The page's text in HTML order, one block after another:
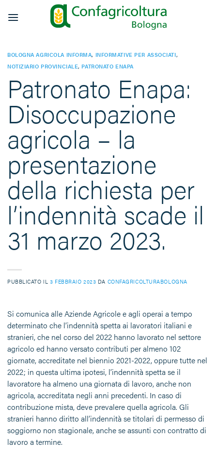
BOLOGNA AGRICOLA INFORMA, INFORMATIVE PER ASSOCIATI,
NOTIZIARIO PROVINCIALE, PATRONATO ENAPA
Patronato Enapa:
Disoccupazione
agricola – la
presentazione
della richiesta per
l’indennità scade il
31 marzo 2023.
PUBBLICATO IL 3 FEBBRAIO 2023 DA CONFAGRICOLTURABOLOGNA
Si comunica alle Aziende Agricole e agli operai a tempo
determinato che l’indennità spetta ai lavoratori italiani e
stranieri, che nel corso del 2022 hanno lavorato nel settore
agricolo ed hanno versato contributi per almeno 102
giornate, accreditate nel biennio 2021-2022, oppure tutte nel
2022; in questa ultima ipotesi, l’indennità spetta se il
lavoratore ha almeno una giornata di lavoro, anche non
agricola, accreditata negli anni precedenti. In caso di
contribuzione mista, deve prevalere quella agricola. Gli
stranieri hanno diritto all’indennità se titolari di permesso di
soggiorno non stagionale, anche se assunti con contratto di
lavoro a termine.